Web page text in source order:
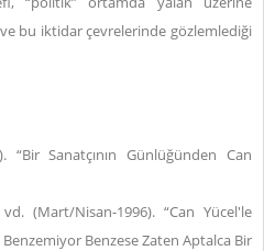
bu iktidar çevrelerinde gözlemlediği
“Bir Sanatçının Günlüğünden Can
(Mart/Nisan-1996). “Can Yücel'le
Benzese Zaten Aptalca Bir